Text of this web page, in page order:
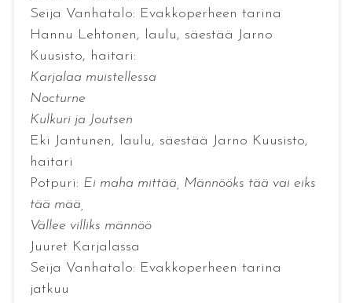
Seija Vanhatalo: Evakkoperheen tarina
Hannu Lehtonen, laulu, säestää Jarno
Kuusisto, haitari:
Karjalaa muistellessa
Nocturne
Kulkuri ja Joutsen
Eki Jantunen, laulu, säestää Jarno Kuusisto,
haitari
Potpuri: Ei maha mittää, Männööks tää vai eiks
tää mää,
Vällee villiks männöö
Juuret Karjalassa
Seija Vanhatalo: Evakkoperheen tarina
jatkuu